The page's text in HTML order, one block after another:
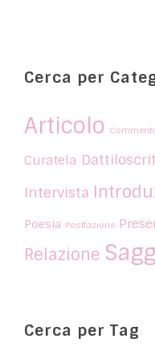
Cerca per
Articolo
Curatela
Intervista
Poesia Postfazione
Relazione
Cerca per Tag